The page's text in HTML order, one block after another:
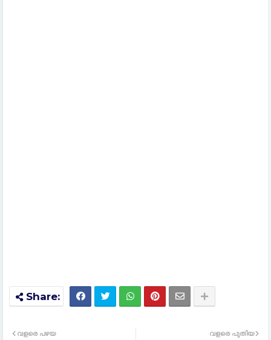
വളരെ പുതിയ
വളരെ പഴയ